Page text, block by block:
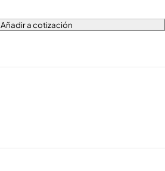
Añadir a cotización